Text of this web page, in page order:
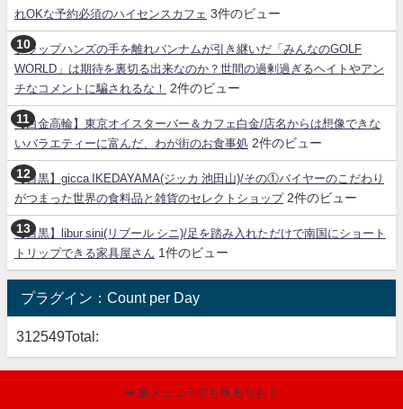
れOKな予約必須のハイセンスカフェ 3件のビュー
クラップハンズの手を離れバンナムが引き継いだ「みんなのGOLF
WORLD」は期待を裏切る出来なのか？世間の過剰過ぎるヘイトやアン
チなコメントに騙されるな！
2件のビュー
【白金高輪】東京オイスターバー＆カフェ白金/店名からは想像できな
いバラエティーに富んだ、わが街のお食事処 2件のビュー
【目黒】gicca IKEDAYAMA(ジッカ 池田山)/その①バイヤーのこだわり
がつまった世界の食料品と雑貨のセレクトショップ 2件のビュー
【目黒】libur sini(リブール シニ)/足を踏み入れただけで南国にショート
トリップできる家具屋さん 1件のビュー
プラグイン：Count per Day
312549Total:
➡ 裏メニューでも作るつもり